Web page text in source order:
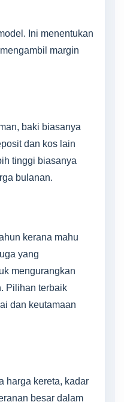
Ini menentukan
margin
baki biasanya
dan kos lain
tinggi biasanya
bulanan.
kerana mahu
yang
mengurangkan
Pilihan terbaik
dan keutamaan
harga kereta, kadar
besar dalam